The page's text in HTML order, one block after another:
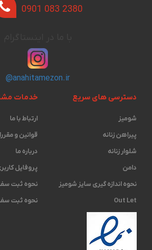
0901 083 2380
@anahitamezon.ir
دسترسی های سریع
شومیز
پیراهن زنانه
شلوار زنانه
دامن
نحوه اندازه گیری ‫سایز شومیز
Out Let
خدمات
ارتباط با ما
قوانین و
درباره ما
پروفایل
نحوه ثبت
نحوه ثبت